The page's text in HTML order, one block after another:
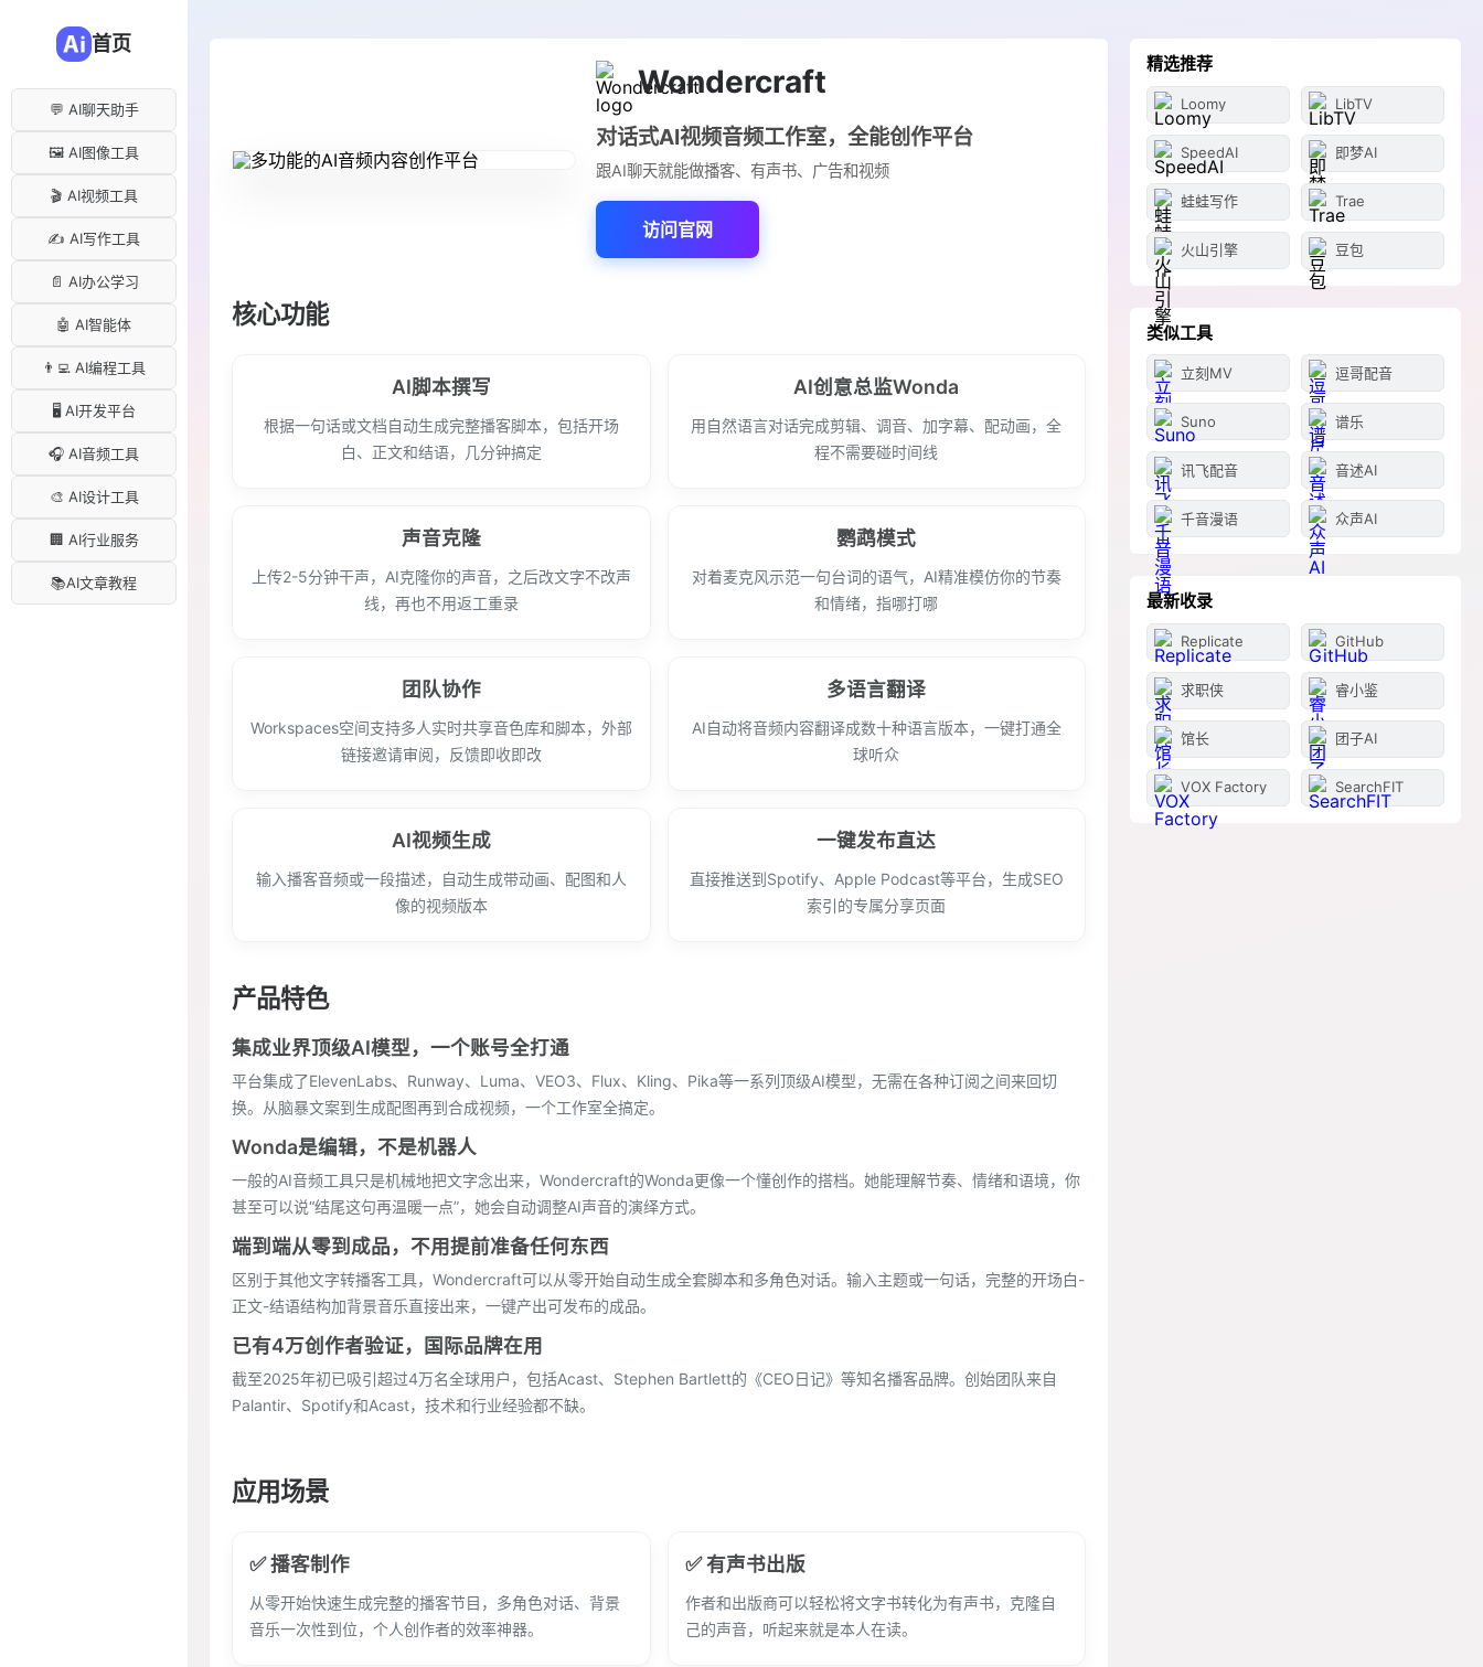
首页
💬 AI聊天助手
🖼️ AI图像工具
🎬 AI视频工具
✍️ AI写作工具
📄 AI办公学习
🤖 AI智能体
👨‍💻 AI编程工具
🖥️ AI开发平台
🎧 AI音频工具
🎨 AI设计工具
🏢 AI行业服务
📚AI文章教程
Wondercraft
对话式AI视频音频工作室，全能创作平台
跟AI聊天就能做播客、有声书、广告和视频
访问官网
核心功能
AI脚本撰写
根据一句话或文档自动生成完整播客脚本，包括开场
白、正文和结语，几分钟搞定
AI创意总监Wonda
用自然语言对话完成剪辑、调音、加字幕、配动画，全
程不需要碰时间线
声音克隆
上传2-5分钟干声，AI克隆你的声音，之后改文字不改声
线，再也不用返工重录
鹦鹉模式
对着麦克风示范一句台词的语气，AI精准模仿你的节奏
和情绪，指哪打哪
团队协作
Workspaces空间支持多人实时共享音色库和脚本，外部
链接邀请审阅，反馈即收即改
多语言翻译
AI自动将音频内容翻译成数十种语言版本，一键打通全
球听众
AI视频生成
输入播客音频或一段描述，自动生成带动画、配图和人
像的视频版本
一键发布直达
直接推送到Spotify、Apple Podcast等平台，生成SEO
索引的专属分享页面
产品特色
集成业界顶级AI模型，一个账号全打通
平台集成了ElevenLabs、Runway、Luma、VEO3、Flux、Kling、Pika等一系列顶级AI模型，无需在各种订阅之间来回切
换。从脑暴文案到生成配图再到合成视频，一个工作室全搞定。
Wonda是编辑，不是机器人
一般的AI音频工具只是机械地把文字念出来，Wondercraft的Wonda更像一个懂创作的搭档。她能理解节奏、情绪和语境，你
甚至可以说“结尾这句再温暖一点”，她会自动调整AI声音的演绎方式。
端到端从零到成品，不用提前准备任何东西
区别于其他文字转播客工具，Wondercraft可以从零开始自动生成全套脚本和多角色对话。输入主题或一句话，完整的开场白-
正文-结语结构加背景音乐直接出来，一键产出可发布的成品。
已有4万创作者验证，国际品牌在用
截至2025年初已吸引超过4万名全球用户，包括Acast、Stephen Bartlett的《CEO日记》等知名播客品牌。创始团队来自
Palantir、Spotify和Acast，技术和行业经验都不缺。
应用场景
✅ 播客制作
从零开始快速生成完整的播客节目，多角色对话、背景
音乐一次性到位，个人创作者的效率神器。
✅ 有声书出版
作者和出版商可以轻松将文字书转化为有声书，克隆自
己的声音，听起来就是本人在读。
精选推荐
Loomy LibTV
SpeedAI 即梦AI
蛙蛙写作 Trae
火山引擎 豆包
类似工具
立刻MV 逗哥配音
Suno 谱乐
讯飞配音 音述AI
千音漫语 众声AI
最新收录
Replicate GitHub
求职侠 睿小鉴
馆长 团子AI
VOX Factory SearchFIT